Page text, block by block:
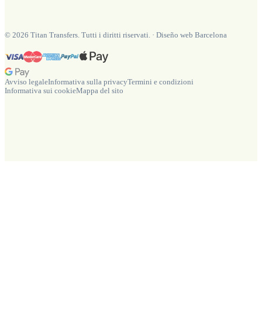
© 2026 Titan Transfers. Tutti i diritti riservati. · Diseño web Barcelona
Avviso legaleInformativa sulla privacyTermini e condizioni
Informativa sui cookieMappa del sito